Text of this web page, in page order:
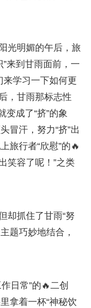
光明媚的午后，旅
来到甘雨面前，一
来学习一下如何更
，甘雨那标志性
变成了“挤”的象
冒汗，努力“挤”出
旅行者“欣慰”的🔥
笑容了呢！”之类
却抓住了甘雨“努
题巧妙地结合，
日常”的🔥二创
拿着一杯“神秘饮